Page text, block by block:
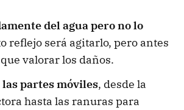
del agua pero no lo
reflejo será agitarlo, pero antes
valorar los daños.
partes móviles, desde la
hasta las ranuras para